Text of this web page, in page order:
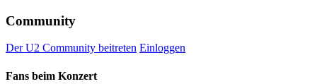
Community
Der U2 Community beitreten Einloggen
Fans beim Konzert